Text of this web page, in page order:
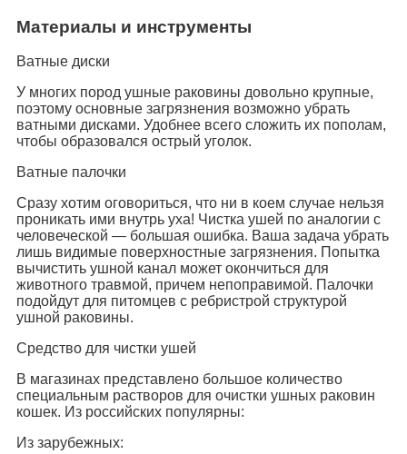
Материалы и инструменты
Ватные диски
У многих пород ушные раковины довольно крупные,
поэтому основные загрязнения возможно убрать
ватными дисками. Удобнее всего сложить их пополам,
чтобы образовался острый уголок.
Ватные палочки
Сразу хотим оговориться, что ни в коем случае нельзя
проникать ими внутрь уха! Чистка ушей по аналогии с
человеческой — большая ошибка. Ваша задача убрать
лишь видимые поверхностные загрязнения. Попытка
вычистить ушной канал может окончиться для
животного травмой, причем непоправимой. Палочки
подойдут для питомцев с ребристрой структурой
ушной раковины.
Средство для чистки ушей
В магазинах представлено большое количество
специальным растворов для очистки ушных раковин
кошек. Из российских популярны:
Из зарубежных: